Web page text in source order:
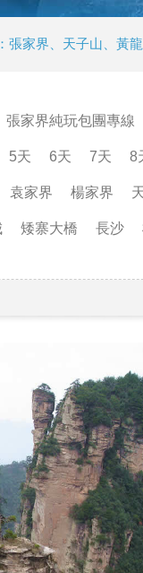
張家界、天子山、黃
張家界純玩包團專線
5天 6天 7天 8
袁家界 楊家界
矮寨大橋 長沙